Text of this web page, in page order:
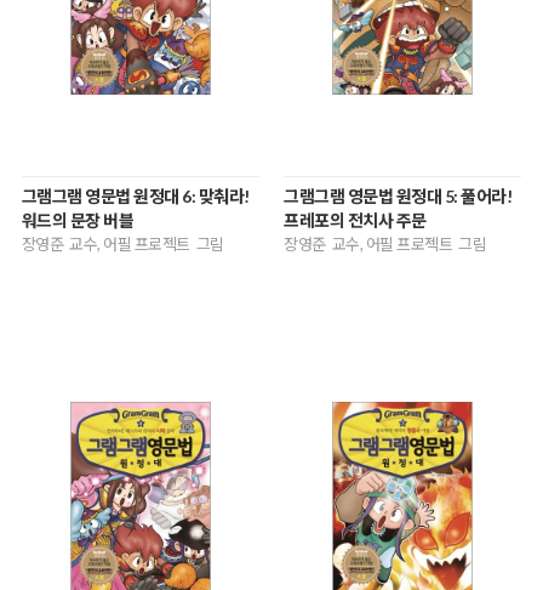
그램그램 영문법 원정대 6: 맞춰라!
워드의 문장 버블
장영준 교수, 어필 프로젝트 그림
그램그램 영문법 원정대 5: 풀어라!
프레포의 전치사 주문
장영준 교수, 어필 프로젝트 그림